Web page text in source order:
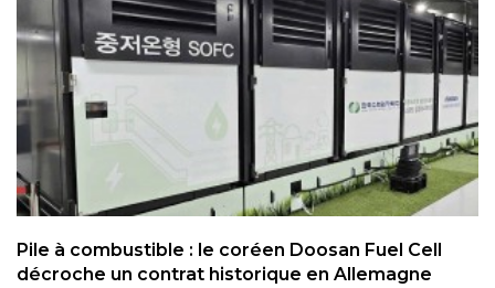
Pile à combustible : le coréen Doosan Fuel Cell
décroche un contrat historique en Allemagne